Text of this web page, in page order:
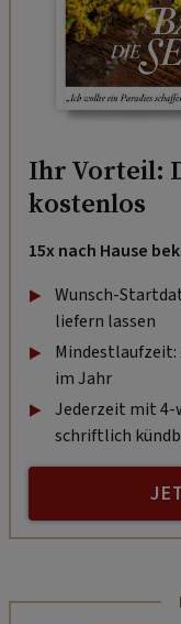
Ihr Vorteil:
kostenlos
15x nach Hause
Wunsch-
liefern lassen
Mindestlaufzeit:
im Jahr
Jederzeit mit 4-
schriftlich